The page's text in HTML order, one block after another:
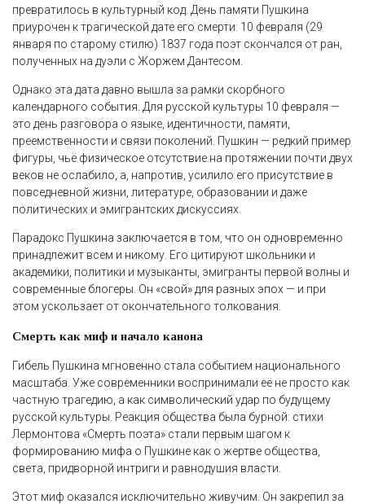
превратилось в культурный код. День памяти Пушкина
приурочен к трагической дате его смерти: 10 февраля (29
января по старому стилю) 1837 года поэт скончался от ран,
полученных на дуэли с Жоржем Дантесом.
Однако эта дата давно вышла за рамки скорбного
календарного события. Для русской культуры 10 февраля —
это день разговора о языке, идентичности, памяти,
преемственности и связи поколений. Пушкин — редкий пример
фигуры, чьё физическое отсутствие на протяжении почти двух
веков не ослабило, а, напротив, усилило его присутствие в
повседневной жизни, литературе, образовании и даже
политических и эмигрантских дискуссиях.
Парадокс Пушкина заключается в том, что он одновременно
принадлежит всем и никому. Его цитируют школьники и
академики, политики и музыканты, эмигранты первой волны и
современные блогеры. Он «свой» для разных эпох — и при
этом ускользает от окончательного толкования.
Смерть как миф и начало канона
Гибель Пушкина мгновенно стала событием национального
масштаба. Уже современники воспринимали её не просто как
частную трагедию, а как символический удар по будущему
русской культуры. Реакция общества была бурной: стихи
Лермонтова «Смерть поэта» стали первым шагом к
формированию мифа о Пушкине как о жертве общества,
света, придворной интриги и равнодушия власти.
Этот миф оказался исключительно живучим. Он закрепил за